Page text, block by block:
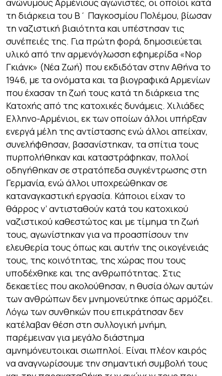
ανώνυμους Αρμένιους αγωνιστές, οι οποίοι κατά
τη διάρκεια του Β΄ Παγκοσμίου Πολέμου, βίωσαν
τη ναζιστική βιαιότητα και υπέστησαν τις
συνέπειές της. Για πρώτη φορά, δημοσιεύεται
υλικό από την αρμενόγλωσση εφημερίδα «Νορ
Γκιάνκ» (Νέα Ζωή) που εκδιδόταν στην Αθήνα το
1946, με τα ονόματα και τα βιογραφικά Αρμενίων
που έχασαν τη ζωή τους κατά τη διάρκεια της
Κατοχής από της κατοχικές δυνάμεις. Χιλιάδες
Ελληνο-Αρμένιοι, εκ των οποίων άλλοι υπήρξαν
ενεργά μέλη της αντίστασης ενώ άλλοι απείχαν,
συνελήφθησαν, βασανίστηκαν, τα σπίτια τους
πυρπολήθηκαν και καταστράφηκαν, πολλοί
οδηγήθηκαν σε στρατόπεδα συγκέντρωσης στη
Γερμανία, ενώ άλλοι υποχρεώθηκαν σε
καταναγκαστική εργασία. Κάποιοι είχαν το
θάρρος ν’ αντισταθούν κατά του κατοχικού
ναζιστικού καθεστώτος και με τίμημα τη ζωή
τους, αγωνίστηκαν για να προασπίσουν την
ελευθερία τους όπως και αυτήν της οικογένειάς
τους, της κοινότητας, της χώρας που τους
υποδέχθηκε και της ανθρωπότητας. Στις
δεκαετίες που ακολούθησαν, η θυσία όλων αυτών
των ανθρώπων δεν μνημονεύτηκε όπως αρμόζει.
Λόγω των συνθηκών που επικράτησαν δεν
κατέλαβαν θέση στη συλλογική μνήμη,
παρέμειναν για μεγάλο διάστημα
αμνημόνευτοικαι σιωπηλοί. Είναι πλέον καιρός
να αναγνωρίσουμε την σημαντική συμβολή τους